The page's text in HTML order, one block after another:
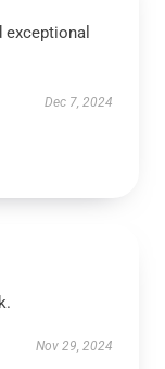
exceptional
Dec 7, 2024
Nov 29, 2024